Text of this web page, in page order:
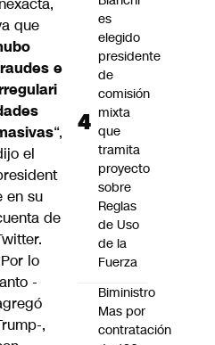
que
e
“,
el
en su
de
lo
-
,
es
elegido
presidente
de
comisión
mixta
que
tramita
proyecto
sobre
Reglas
de Uso
de la
Fuerza
Biministro
Mas por
contratación